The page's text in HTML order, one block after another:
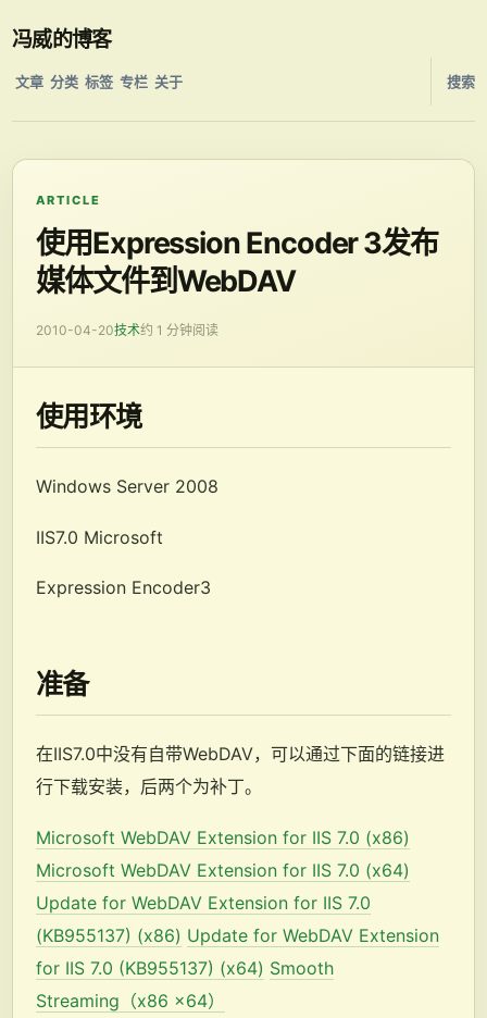
冯威的博客
文章 分类 标签 专栏 关于 搜索
ARTICLE
使用Expression Encoder 3发布
媒体文件到WebDAV
2010-04-20技术约 1 分钟阅读
使用环境
Windows Server 2008
IIS7.0 Microsoft
Expression Encoder3
准备
在IIS7.0中没有自带WebDAV，可以通过下面的链接进
行下载安装，后两个为补丁。
Microsoft WebDAV Extension for IIS 7.0 (x86)
Microsoft WebDAV Extension for IIS 7.0 (x64)
Update for WebDAV Extension for IIS 7.0
(KB955137) (x86) Update for WebDAV Extension
for IIS 7.0 (KB955137) (x64) Smooth
Streaming（x86 x64）